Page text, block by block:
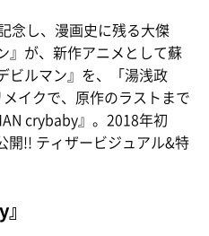
念し、漫画史に残る大傑
』が、新作アニメとして蘇
ビルマン』を、「湯浅政
イクで、原作のラストまで
crybaby』。2018年初
開!! ティザービジュアル&特